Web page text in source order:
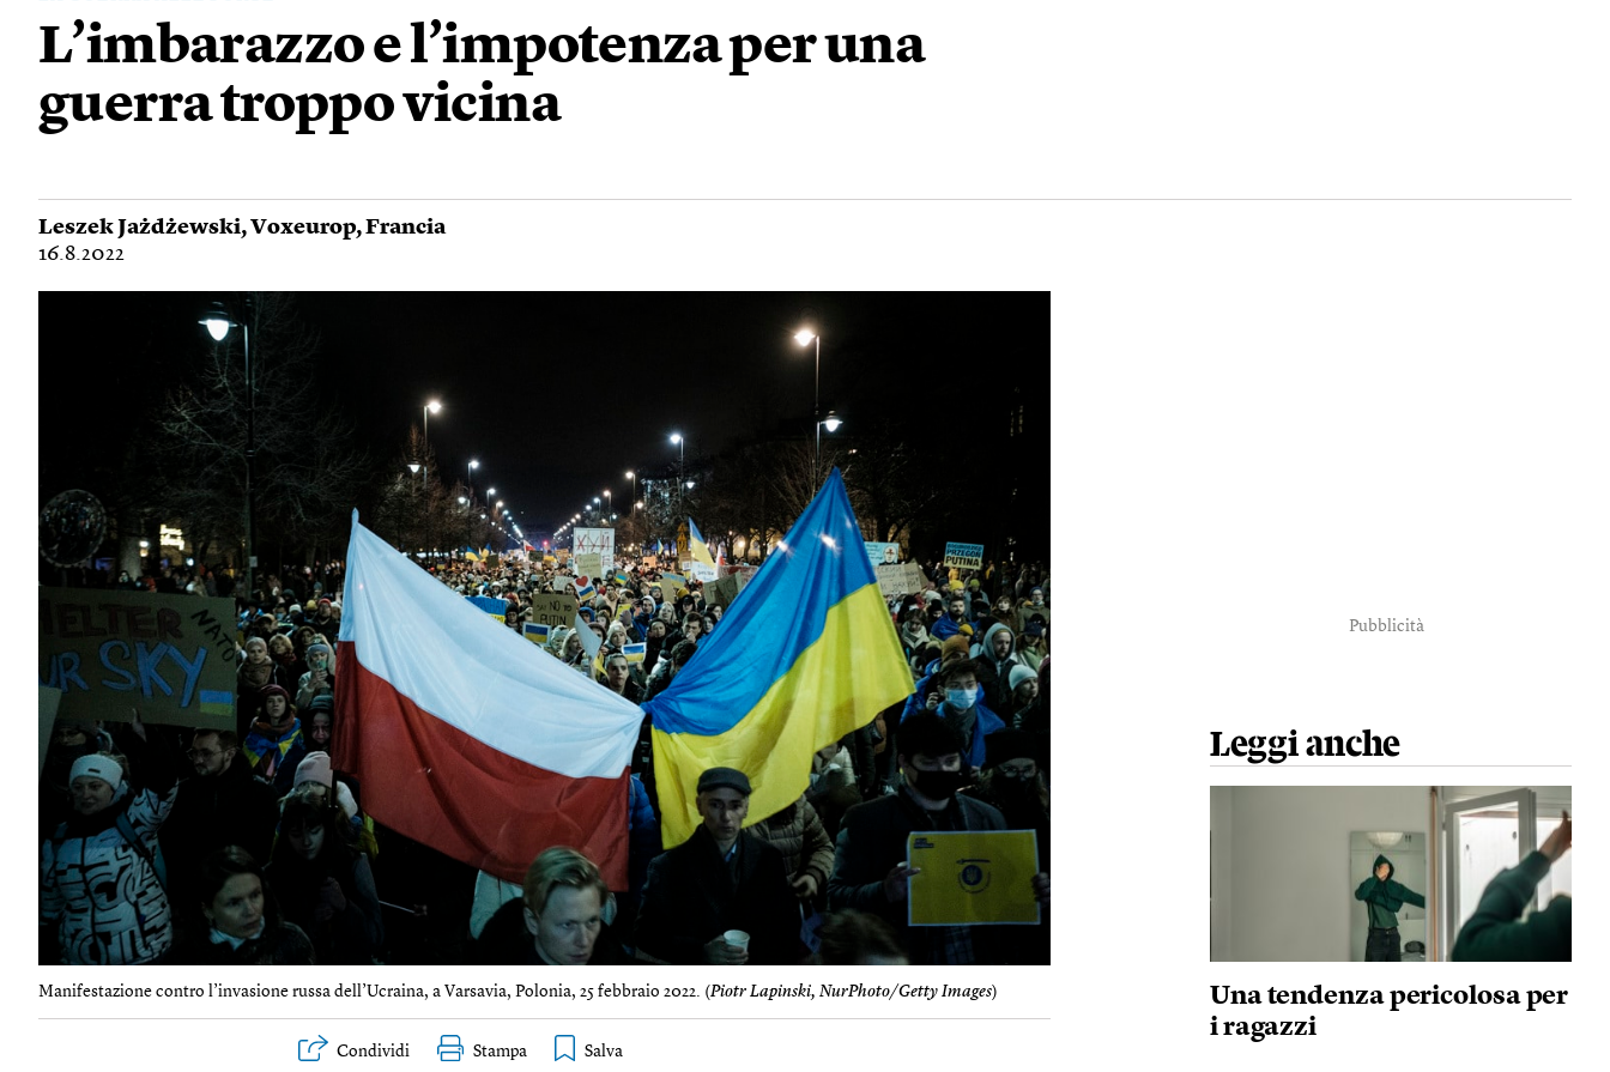
L’imbarazzo e l’impotenza per una
guerra troppo vicina
Leszek Jażdżewski,Voxeurop,Francia
16.8.2022
Manifestazione contro l’invasione russa dell’Ucraina, a Varsavia, Polonia, 25 febbraio 2022. (Piotr Lapinski, NurPhoto/Getty Images)
Condividi Stampa
Pubblicità
Leggi anche
Una tendenza pericolosa per
i ragazzi